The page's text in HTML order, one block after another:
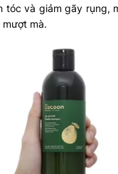
tóc và giảm gãy rụng,
mà.